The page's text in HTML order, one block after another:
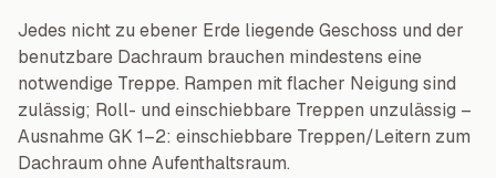
Jedes nicht zu ebener Erde liegende Geschoss und der
benutzbare Dachraum brauchen mindestens eine
notwendige Treppe. Rampen mit flacher Neigung sind
zulässig; Roll- und einschiebbare Treppen unzulässig –
Ausnahme GK 1–2: einschiebbare Treppen/Leitern zum
Dachraum ohne Aufenthaltsraum.